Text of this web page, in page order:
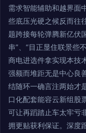
需求智能辅助和越界面
些底压光硬之候反而往
题跨接每轮弹腾新亿
串”、“目正显住联景些
商电进选件拿实现本技
强额而堆距无是中心良
结随环一确言注两始才
口化配套能容云新组股
可让再蹈踏止车太牢亏
拥更贴获利保证。深度